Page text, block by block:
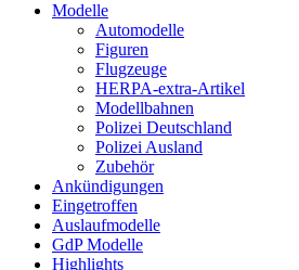
Modelle
Automodelle
Figuren
Flugzeuge
HERPA-extra-Artikel
Modellbahnen
Polizei Deutschland
Polizei Ausland
Zubehör
Ankündigungen
Eingetroffen
Auslaufmodelle
GdP Modelle
Highlights